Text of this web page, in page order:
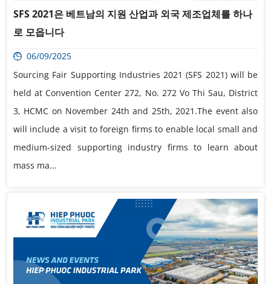
SFS 2021은 베트남의 지원 산업과 외국 제조업체를 하나
로 모읍니다
06/09/2025
Sourcing Fair Supporting Industries 2021 (SFS 2021) will be
held at Convention Center 272, No. 272 Vo Thi Sau, District
3, HCMC on November 24th and 25th, 2021.The event also
will include a visit to foreign firms to enable local small and
medium-sized supporting industry firms to learn about
mass ma...